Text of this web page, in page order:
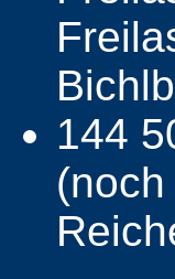
144